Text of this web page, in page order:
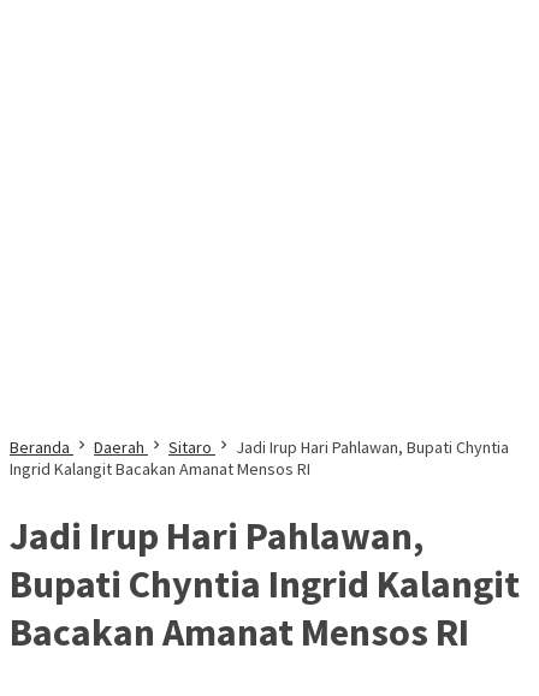
Beranda Daerah Sitaro
Jadi Irup Hari Pahlawan, Bupati Chyntia
Ingrid Kalangit Bacakan Amanat Mensos RI
Jadi Irup Hari Pahlawan,
Bupati Chyntia Ingrid Kalangit
Bacakan Amanat Mensos RI